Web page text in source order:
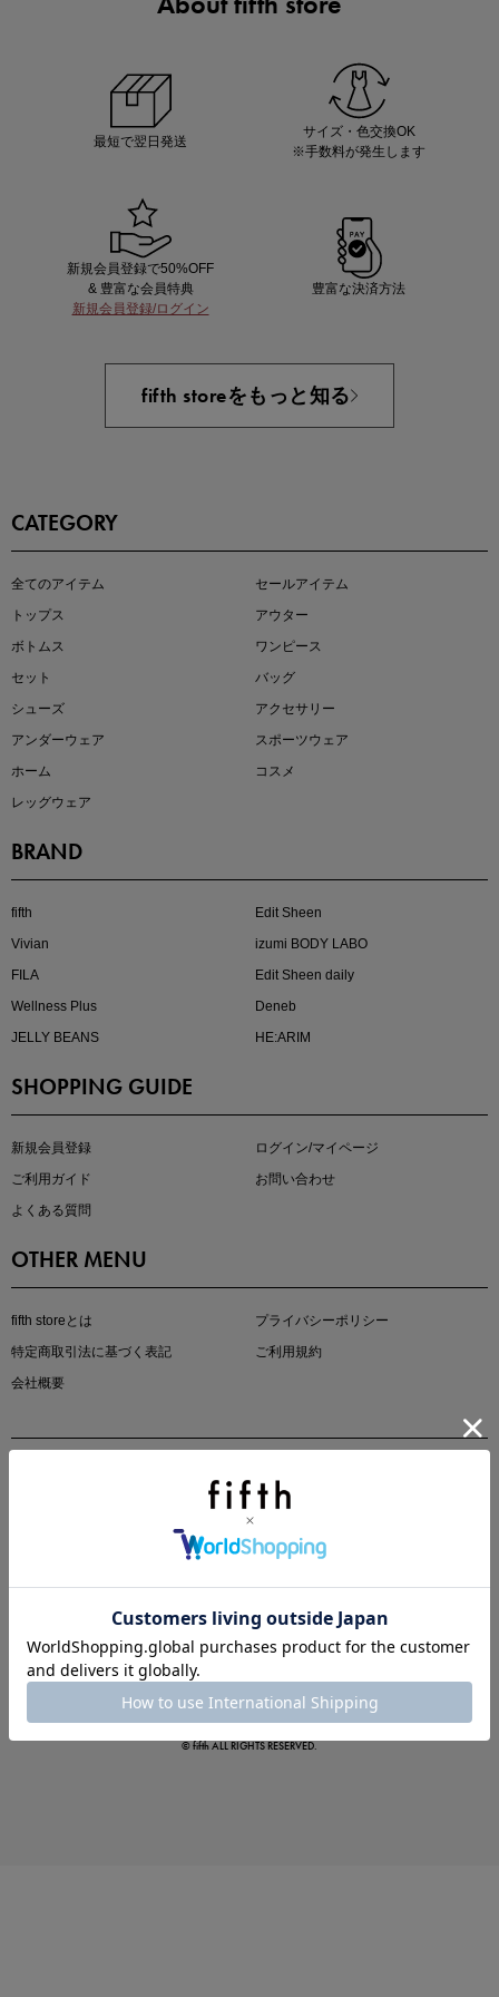
即戦力アイテム続々対象
大人の着映えアイテム5選
マストバイアイテム
この夏の主役確定！
最短で翌日発送
サイズ・色交換OK
※手数料が発生します
新規会員登録で50%OFF
& 豊富な会員特典
新規会員登録/ログイン
豊富な決済方法
fifth storeをもっと知る
CATEGORY
全てのアイテム
セールアイテム
トップス
アウター
ボトムス
ワンピース
セット
バッグ
シューズ
アクセサリー
アンダーウェア
スポーツウェア
ホーム
コスメ
レッグウェア
BRAND
fifth
Edit Sheen
Vivian
izumi BODY LABO
FILA
Edit Sheen daily
Wellness Plus
Deneb
JELLY BEANS
HE:ARIM
SHOPPING GUIDE
新規会員登録
ログイン/マイページ
ご利用ガイド
お問い合わせ
よくある質問
OTHER MENU
fifth storeとは
プライバシーポリシー
特定商取引法に基づく表記
ご利用規約
会社概要
© fifth ALL RIGHTS RESERVED.